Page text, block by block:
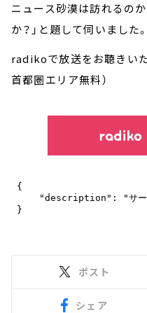
ニュース砂漠は訪れるの
か？」と題して伺いました。
radikoで放送をお聴きい
首都圏エリア無料）
ポスト
シェア